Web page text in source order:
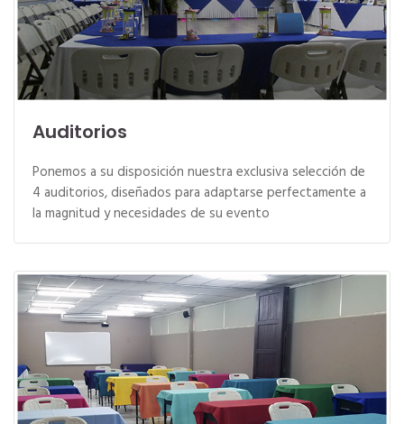
Auditorios
Ponemos a su disposición nuestra exclusiva selección de
4 auditorios, diseñados para adaptarse perfectamente a
la magnitud y necesidades de su evento